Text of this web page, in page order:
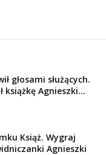
głosami służących.
książkę Agnieszki...
Książ. Wygraj
Agnieszki